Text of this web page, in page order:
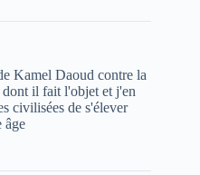
Kamel Daoud contre la
dont il fait l'objet et j'en
civilisées de s'élever
âge